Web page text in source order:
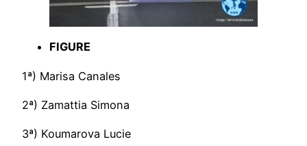
FIGURE
1ª) Marisa Canales
2ª) Zamattia Simona
3ª) Koumarova Lucie